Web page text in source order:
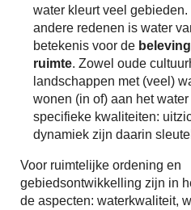
water kleurt veel gebieden.
andere redenen is water
betekenis voor de
ruimte. Zowel oude
landschappen met (veel)
wonen (in of) aan het
specifieke kwaliteiten:
dynamiek zijn daarin
Voor ruimtelijke ordening en
gebiedsontwikkelling zijn in
de aspecten: waterkwaliteit,